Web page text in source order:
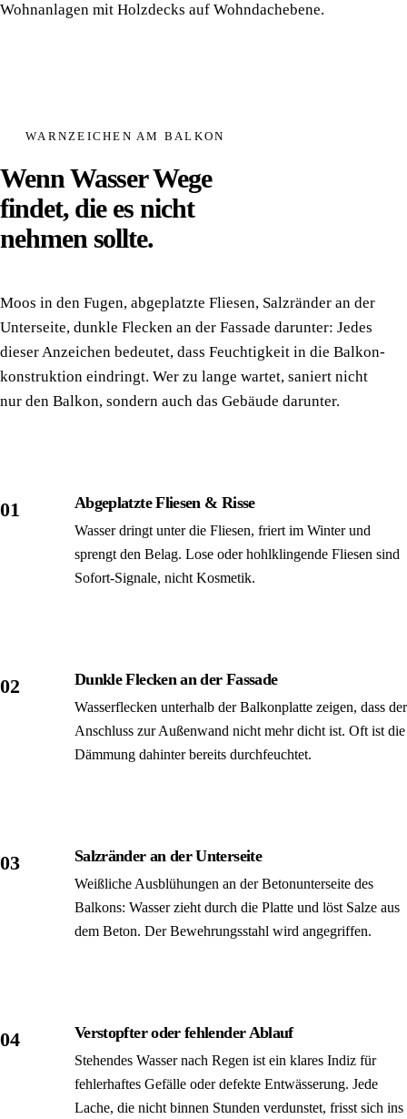
Wohnanlagen mit Holzdecks auf Wohn­dachebene.
WARNZEICHEN AM BALKON
Wenn Wasser Wege
findet, die es nicht
nehmen sollte.
Moos in den Fugen, abgeplatzte Fliesen, Salzränder an der
Unter­seite, dunkle Flecken an der Fassade darunter: Jedes
dieser Anzeichen bedeutet, dass Feuchtigkeit in die Balkon­
konstruktion eindringt. Wer zu lange wartet, saniert nicht
nur den Balkon, sondern auch das Gebäude darunter.
01 Abgeplatzte Fliesen & Risse
Wasser dringt unter die Fliesen, friert im Winter und
sprengt den Belag. Lose oder hohlklingende Fliesen sind
Sofort-Signale, nicht Kosmetik.
02 Dunkle Flecken an der Fassade
Wasserflecken unterhalb der Balkon­platte zeigen, dass der
Anschluss zur Außen­wand nicht mehr dicht ist. Oft ist die
Dämmung dahinter bereits durchfeuchtet.
03 Salzränder an der Unter­seite
Weißliche Ausblühungen an der Beton­unterseite des
Balkons: Wasser zieht durch die Platte und löst Salze aus
dem Beton. Der Bewehrungs­stahl wird angegriffen.
04 Verstopfter oder fehlender Ablauf
Stehendes Wasser nach Regen ist ein klares Indiz für
fehlerhaftes Gefälle oder defekte Entwässerung. Jede
Lache, die nicht binnen Stunden verdunstet, frisst sich ins